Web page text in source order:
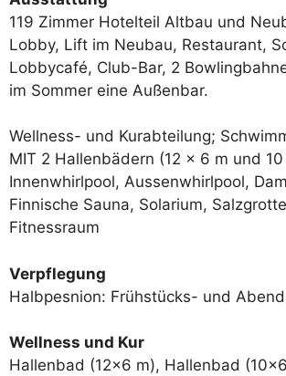
119 Zimmer Hotelteil Altbau und
Lobby, Lift im Neubau, Restaurant,
Lobbycafé, Club-Bar, 2
im Sommer eine Außenbar.
Wellness- und Kurabteilung;
MIT 2 Hallenbädern (12 x 6 m und
Innenwhirlpool, Aussenwhirlpool,
Finnische Sauna, Solarium,
Fitnessraum
Verpflegung
Halbpesnion: Frühstücks- und
Wellness und Kur
Hallenbad (12×6 m), Hallenbad